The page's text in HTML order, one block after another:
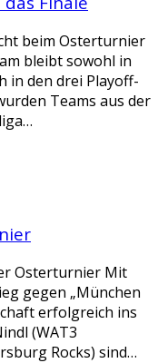
beim Osterturnier
bleibt sowohl in
in den drei Playoff-
Teams aus der
Osterturnier Mit
gegen „München
erfolgreich ins
(WAT3
Rocks) sind…